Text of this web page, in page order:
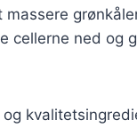
ned og